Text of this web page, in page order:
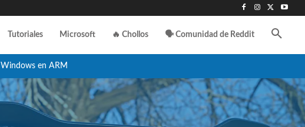
Tutoriales Microsoft 🔥 Chollos 🗣️ Comunidad de Reddit
Windows en ARM